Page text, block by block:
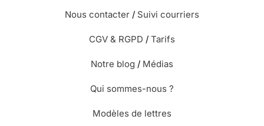
Nous contacter / Suivi courriers
CGV & RGPD / Tarifs
Notre blog / Médias
Qui sommes-nous ?
Modèles de lettres